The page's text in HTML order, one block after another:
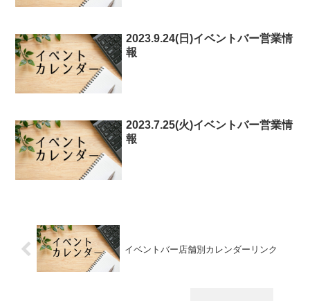
2023.9.24(日)イベントバー営業情
報
2023.7.25(火)イベントバー営業情
報
イベントバー店舗別カレンダーリンク